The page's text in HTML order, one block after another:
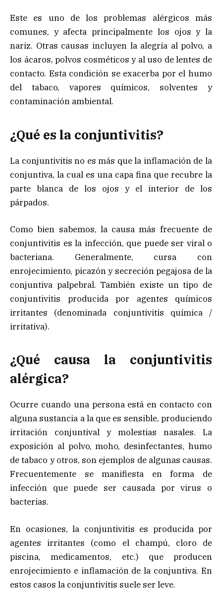
Este es uno de los problemas alérgicos más
comunes, y afecta principalmente los ojos y la
nariz. Otras causas incluyen la alegría al polvo, a
los ácaros, polvos cosméticos y al uso de lentes de
contacto. Esta condición se exacerba por el humo
del tabaco, vapores químicos, solventes y
contaminación ambiental.
¿Qué es la conjuntivitis?
La conjuntivitis no es más que la inflamación de la
conjuntiva, la cual es una capa fina que recubre la
parte blanca de los ojos y el interior de los
párpados.
Como bien sabemos, la causa más frecuente de
conjuntivitis es la infección, que puede ser viral o
bacteriana. Generalmente, cursa con
enrojecimiento, picazón y secreción pegajosa de la
conjuntiva palpebral. También existe un tipo de
conjuntivitis producida por agentes químicos
irritantes (denominada conjuntivitis química /
irritativa).
¿Qué causa la conjuntivitis
alérgica?
Ocurre cuando una persona está en contacto con
alguna sustancia a la que es sensible, produciendo
irritación conjuntival y molestias nasales. La
exposición al polvo, moho, desinfectantes, humo
de tabaco y otros, son ejemplos de algunas causas.
Frecuentemente se manifiesta en forma de
infección que puede ser causada por virus o
bacterias.
En ocasiones, la conjuntivitis es producida por
agentes irritantes (como el champú, cloro de
piscina, medicamentos, etc.) que producen
enrojecimiento e inflamación de la conjuntiva. En
estos casos la conjuntivitis suele ser leve.